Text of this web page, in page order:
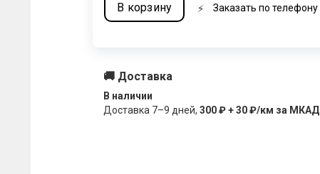
В корзину Заказать по телефону
🚚 Доставка
В наличии
Доставка 7–9 дней,300 ₽ + 30 ₽/км за МКАД